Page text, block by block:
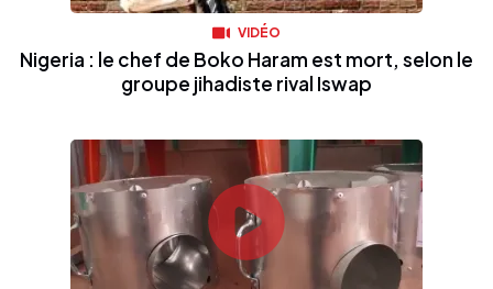
VIDÉO
Nigeria : le chef de Boko Haram est mort, selon le
groupe jihadiste rival Iswap